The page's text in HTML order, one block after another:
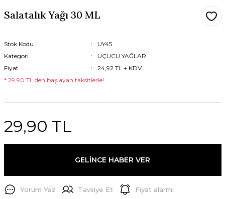
Salatalık Yağı 30 ML
Stok Kodu
UY45
Kategori
UÇUCU YAĞLAR
Fiyat
24,92 TL + KDV
* 29,90 TL den başlayan taksitlerle!
29,90 TL
GELİNCE HABER VER
Yorum Yaz Tavsiye Et Fiyat alarmı